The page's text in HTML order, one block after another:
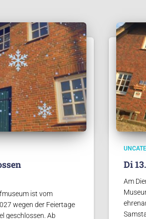
ist vom
wegen der Feiertage
geschlossen. Ab
Di
Am